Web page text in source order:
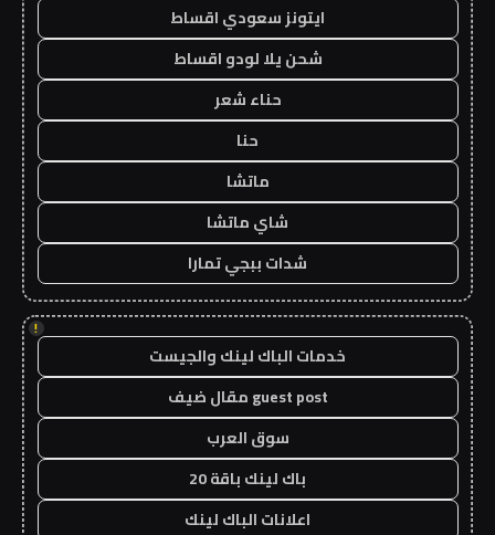
ايتونز سعودي اقساط
شحن يلا لودو اقساط
حناء شعر
حنا
ماتشا
شاي ماتشا
شدات ببجي تمارا
!
خدمات الباك لينك والجيست
guest post مقال ضيف
سوق العرب
باك لينك باقة 20
اعلانات الباك لينك